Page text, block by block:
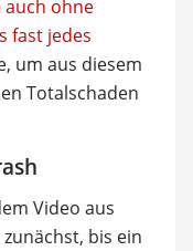
auch ohne
fast jedes
um aus diesem
Totalschaden
Video aus
bis ein